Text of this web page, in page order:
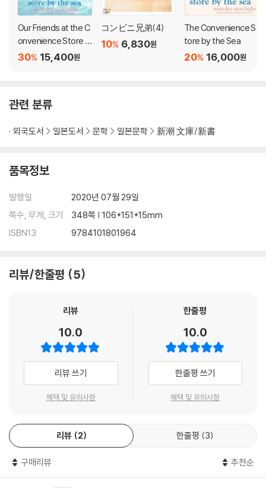
Our Friends at the C
onvenience Store b
y the Sea15,400원
30%
コンビニ兄弟(4)
6,830원
10%
The Convenience S
tore by the Sea
16,000원
20%
관련 분류
외국도서 일본도서 문학 일본문학 新潮 文庫/新書
품목정보
발행일
2020년 07월 29일
쪽수, 무게, 크기
348쪽 | 106*151*15mm
ISBN13
9784101801964
리뷰/한줄평 5
리뷰
10.0
리뷰 쓰기
혜택 및 유의사항
한줄평
10.0
한줄평 쓰기
혜택 및 유의사항
리뷰 2 한줄평 3
구매리뷰 추천순